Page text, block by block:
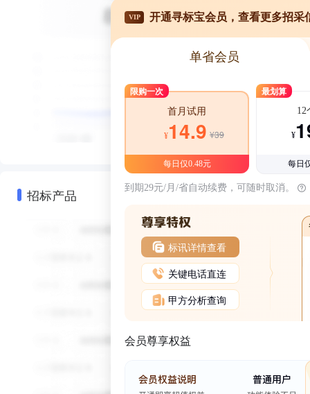
招标产品
VIP 开通寻标宝会员，查看更多招采
单省会员
限购一次
首月试用
¥14.9 ¥39
每日仅0.48元
最划算
12
¥
每日
到期29元/月/省自动续费，可随时取消。
标讯详情查看
关键电话直连
甲方分析查询
会员尊享权益